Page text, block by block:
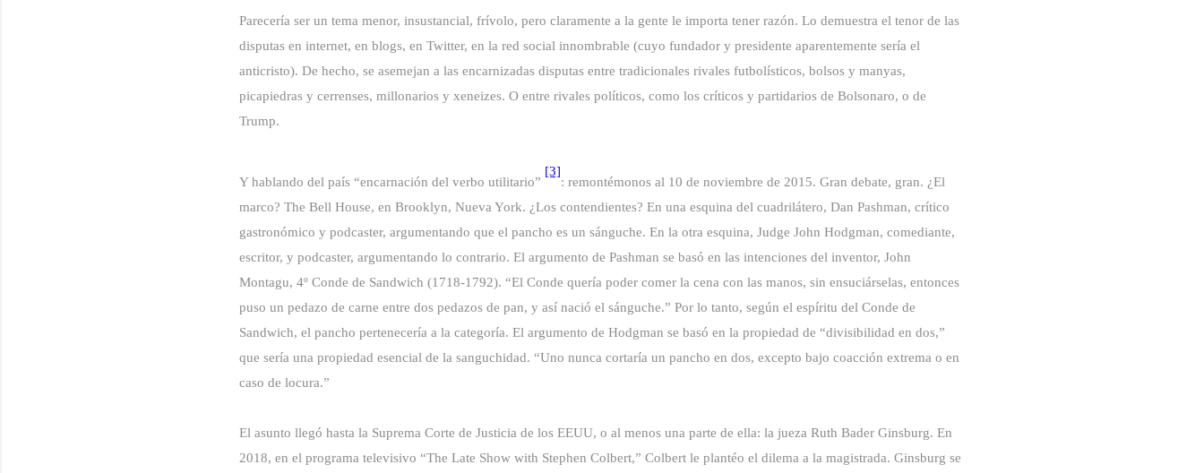
Parecería ser un tema menor, insustancial, frívolo, pero claramente a la gente le importa tener razón. Lo demuestra el tenor de las
disputas en internet, en blogs, en Twitter, en la red social innombrable (cuyo fundador y presidente aparentemente sería el
anticristo). De hecho, se asemejan a las encarnizadas disputas entre tradicionales rivales futbolísticos, bolsos y manyas,
picapiedras y cerrenses, millonarios y xeneizes. O entre rivales políticos, como los críticos y partidarios de Bolsonaro, o de
Trump.
Y hablando del país “encarnación del verbo utilitario”
[3]
: remontémonos al 10 de noviembre de 2015. Gran debate, gran. ¿El
marco? The Bell House, en Brooklyn, Nueva York. ¿Los contendientes? En una esquina del cuadrilátero, Dan Pashman, crítico
gastronómico y podcaster, argumentando que el pancho es un sánguche. En la otra esquina, Judge John Hodgman, comediante,
escritor, y podcaster, argumentando lo contrario. El argumento de Pashman se basó en las intenciones del inventor, John
Montagu, 4º Conde de Sandwich (1718-1792). “El Conde quería poder comer la cena con las manos, sin ensuciárselas, entonces
puso un pedazo de carne entre dos pedazos de pan, y así nació el sánguche.” Por lo tanto, según el espíritu del Conde de
Sandwich, el pancho pertenecería a la categoría. El argumento de Hodgman se basó en la propiedad de “divisibilidad en dos,”
que sería una propiedad esencial de la sanguchidad. “Uno nunca cortaría un pancho en dos, excepto bajo coacción extrema o en
caso de locura.”
El asunto llegó hasta la Suprema Corte de Justicia de los EEUU, o al menos una parte de ella: la jueza Ruth Bader Ginsburg. En
2018, en el programa televisivo “The Late Show with Stephen Colbert,” Colbert le plantéo el dilema a la magistrada. Ginsburg se